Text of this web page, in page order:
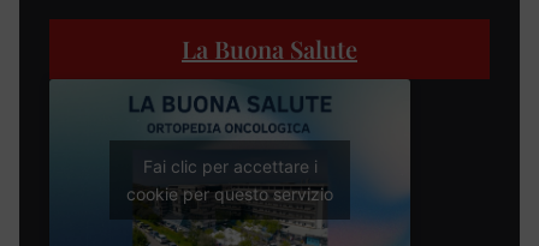
La Buona Salute
Fai clic per accettare i
cookie per questo servizio